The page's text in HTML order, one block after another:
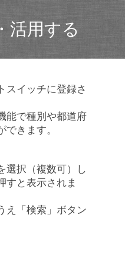
活用する
スイッチに登録さ
能で種別や都道府
きます。
選択（複数可）し
すと表示されま
え「検索」ボタン